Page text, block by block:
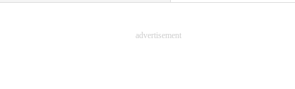
advertisement